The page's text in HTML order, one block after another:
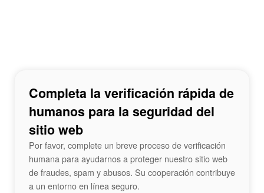
Completa la verificación rápida de
humanos para la seguridad del
sitio web
Por favor, complete un breve proceso de verificación
humana para ayudarnos a proteger nuestro sitio web
de fraudes, spam y abusos. Su cooperación contribuye
a un entorno en línea seguro.